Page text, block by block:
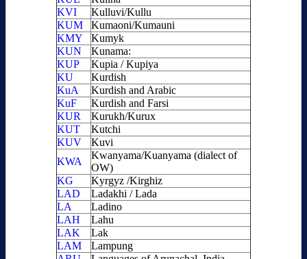
KVI
Kulluvi/Kullu
KUM
Kumaoni/Kumauni
KMY
Kumyk
KUN
Kunama:
KUP
Kupia / Kupiya
KU
Kurdish
KuA
Kurdish and Arabic
KuF
Kurdish and Farsi
KUR
Kurukh/Kurux
KUT
Kutchi
KUV
Kuvi
KWA
Kwanyama/Kuanyama (dialect of
OW)
KG
Kyrgyz /Kirghiz
LAD
Ladakhi / Lada
LA
Ladino
LAH
Lahu
LAK
Lak
LAM
Lampung